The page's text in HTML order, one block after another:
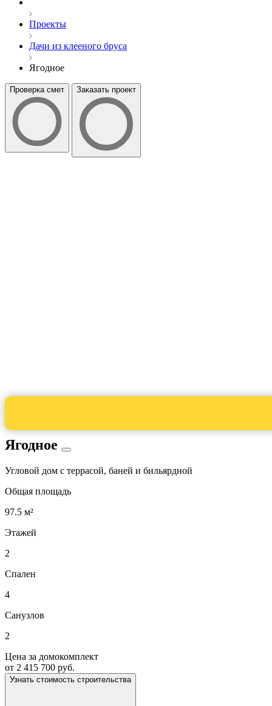
Проекты
Дачи из клееного бруса
Ягодное
Проверка смет Заказать проект
Ягодное
Угловой дом с террасой, баней и бильярдной
Общая площадь
97.5 м²
Этажей
2
Спален
4
Санузлов
2
Цена за домокомплект
от 2 415 700 руб.
Узнать стоимость строительства